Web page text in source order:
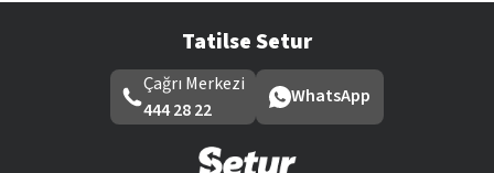
Tatilse Setur
Çağrı Merkezi
444 28 22
WhatsApp